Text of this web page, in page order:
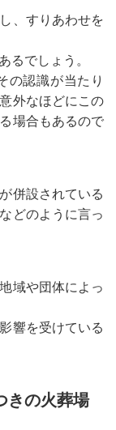
、すりあわせを
るでしょう。
の認識が当たり
外なほどにこの
場合もあるので
併設されている
どのように言っ
域や団体によっ
響を受けている
きの火葬場